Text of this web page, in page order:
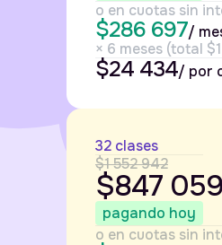
o en cuotas sin
$286 697/
× 6 meses (total
$24 434/ por
32 clases
$1 552 942
$847 059
pagando hoy
o en cuotas sin